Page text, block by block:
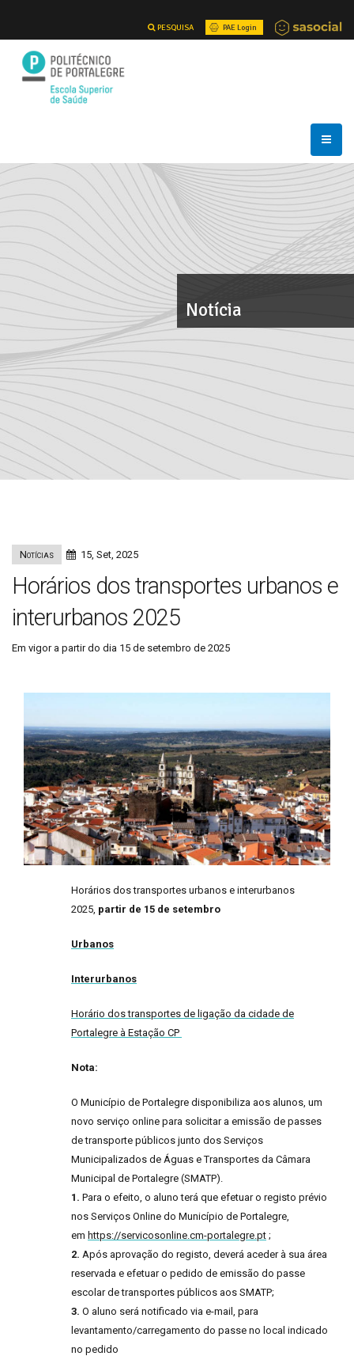
PAE Login
PESQUISA
Notícia
Notícias 15, Set, 2025
Horários dos transportes urbanos e
interurbanos 2025
Em vigor a partir do dia 15 de setembro de 2025
Horários dos transportes urbanos e interurbanos
2025, partir de 15 de setembro
Urbanos
Interurbanos
Horário dos transportes de ligação da cidade de
Portalegre à Estação CP
Nota:
O Município de Portalegre disponibiliza aos alunos, um
novo serviço online para solicitar a emissão de passes
de transporte públicos junto dos Serviços
Municipalizados de Águas e Transportes da Câmara
Municipal de Portalegre (SMATP).
1. Para o efeito, o aluno terá que efetuar o registo prévio
nos Serviços Online do Município de Portalegre,
em https://servicosonline.cm-portalegre.pt ;
2. Após aprovação do registo, deverá aceder à sua área
reservada e efetuar o pedido de emissão do passe
escolar de transportes públicos aos SMATP;
3. O aluno será notificado via e-mail, para
levantamento/carregamento do passe no local indicado
no pedido